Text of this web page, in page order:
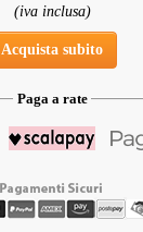
(iva inclusa)
Acquista subito
Paga a rate